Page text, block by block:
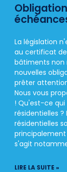
La législation
au certificat
bâtiments non
nouvelles
prêter
Nous vous
! Qu'est-ce
résidentielles
résidentielles
principalement
s'agit
LIRE LA SUITE »